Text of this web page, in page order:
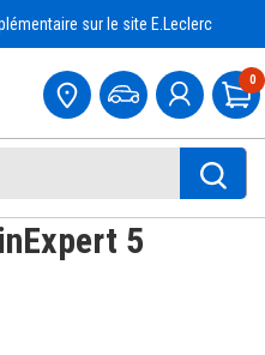
sur le site E.Leclerc
0
5